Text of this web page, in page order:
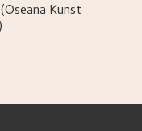
Kunst